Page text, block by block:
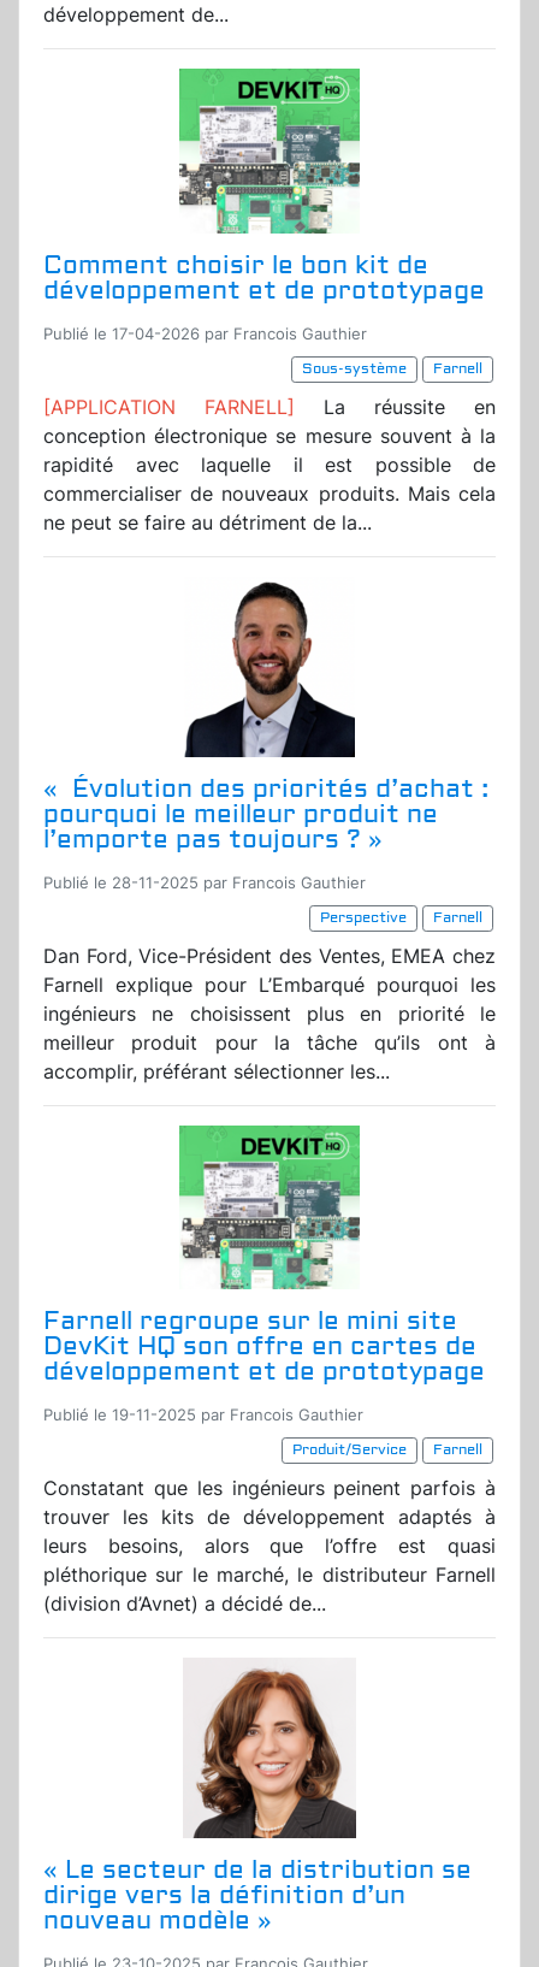
développement de...
Comment choisir le bon kit de
développement et de prototypage
Publié le 17-04-2026 par Francois Gauthier
Sous-système
Farnell
[APPLICATION FARNELL] La réussite en
conception électronique se mesure souvent à la
rapidité avec laquelle il est possible de
commercialiser de nouveaux produits. Mais cela
ne peut se faire au détriment de la...
« Évolution des priorités d’achat :
pourquoi le meilleur produit ne
l’emporte pas toujours ? »
Publié le 28-11-2025 par Francois Gauthier
Perspective
Farnell
Dan Ford, Vice-Président des Ventes, EMEA chez
Farnell explique pour L’Embarqué pourquoi les
ingénieurs ne choisissent plus en priorité le
meilleur produit pour la tâche qu’ils ont à
accomplir, préférant sélectionner les...
Farnell regroupe sur le mini site
DevKit HQ son offre en cartes de
développement et de prototypage
Publié le 19-11-2025 par Francois Gauthier
Produit/Service
Farnell
Constatant que les ingénieurs peinent parfois à
trouver les kits de développement adaptés à
leurs besoins, alors que l’offre est quasi
pléthorique sur le marché, le distributeur Farnell
(division d’Avnet) a décidé de...
« Le secteur de la distribution se
dirige vers la définition d’un
nouveau modèle »